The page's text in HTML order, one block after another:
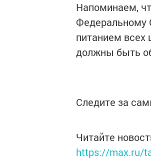
Напоминаем,
Федеральному
питанием всех
должны быть
Следите за
Читайте
https://max.ru/